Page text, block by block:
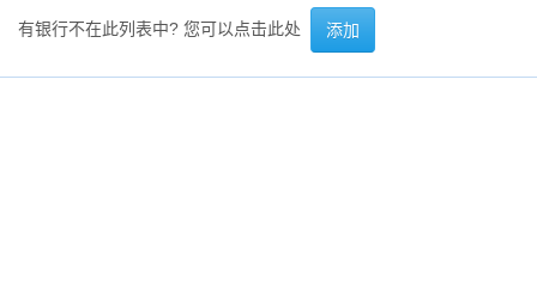
有银行不在此列表中? 您可以点击此处 添加